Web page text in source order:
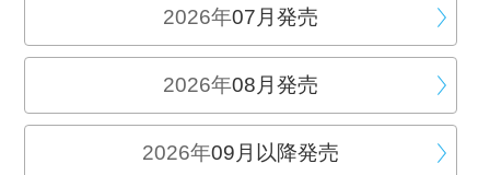
2026年07月発売
2026年08月発売
2026年09月以降発売